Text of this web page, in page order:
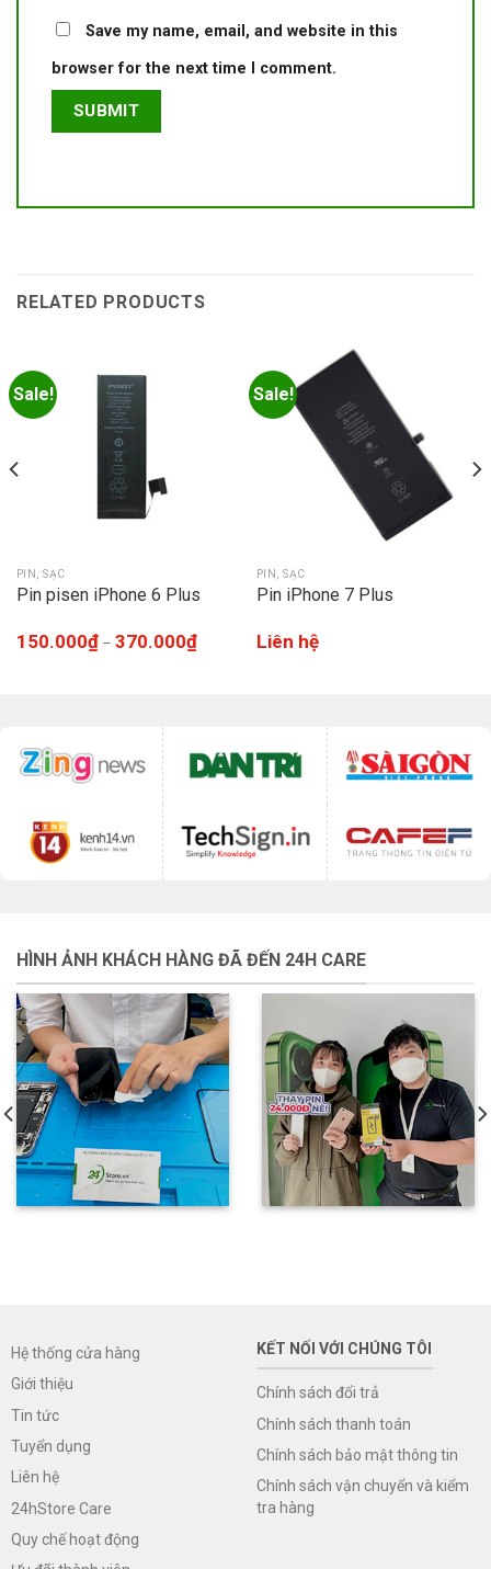
Save my name, email, and website in this
browser for the next time I comment.
RELATED PRODUCTS
Sale!
PIN, SẠC
Pin pisen iPhone 6 Plus
150.000₫– 370.000₫
Sale!
PIN, SẠC
Pin iPhone 7 Plus
Liên hệ
HÌNH ẢNH KHÁCH HÀNG ĐÃ ĐẾN 24H CARE
Hệ thống cửa hàng
Giới thiệu
Tin tức
Tuyển dụng
Liên hệ
24hStore Care
Quy chế hoạt động
KẾT NỐI VỚI CHÚNG TÔI
Chính sách đổi trả
Chính sách thanh toán
Chính sách bảo mật thông tin
Chính sách vận chuyển và kiểm
tra hàng